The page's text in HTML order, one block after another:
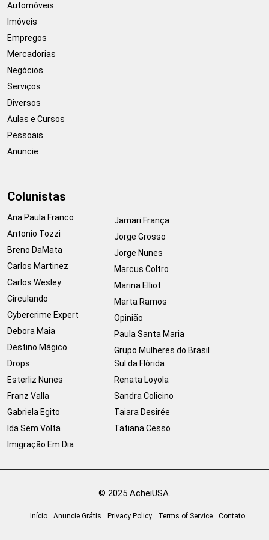
Automóveis
Imóveis
Empregos
Mercadorias
Negócios
Serviços
Diversos
Aulas e Cursos
Pessoais
Anuncie
Colunistas
Ana Paula Franco
Antonio Tozzi
Breno DaMata
Carlos Martinez
Carlos Wesley
Circulando
Cybercrime Expert
Debora Maia
Destino Mágico
Drops
Esterliz Nunes
Franz Valla
Gabriela Egito
Ida Sem Volta
Imigração Em Dia
Jamari França
Jorge Grosso
Jorge Nunes
Marcus Coltro
Marina Elliot
Marta Ramos
Opinião
Paula Santa Maria
Grupo Mulheres do Brasil
Sul da Flórida
Renata Loyola
Sandra Colicino
Taiara Desirée
Tatiana Cesso
© 2025 AcheiUSA.
Início Anuncie Grátis Privacy Policy Terms of Service Contato